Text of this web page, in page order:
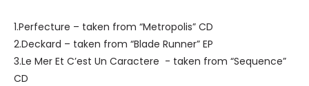
1.Perfecture – taken from “Metropolis” CD
2.Deckard – taken from “Blade Runner” EP
3.Le Mer Et C’est Un Caractere - taken from “Sequence”
CD